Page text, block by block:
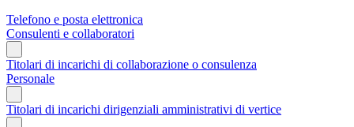
Telefono e posta elettronica
Consulenti e collaboratori
Titolari di incarichi di collaborazione o consulenza
Personale
Titolari di incarichi dirigenziali amministrativi di vertice